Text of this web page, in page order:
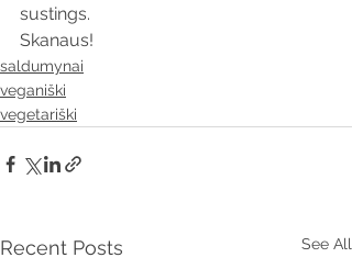
sustings.
Skanaus!
saldumynai
veganiški
vegetariški
Recent Posts See All